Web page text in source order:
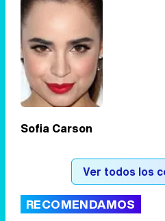
Sofia Carson
Ver todos los
RECOMENDAMOS